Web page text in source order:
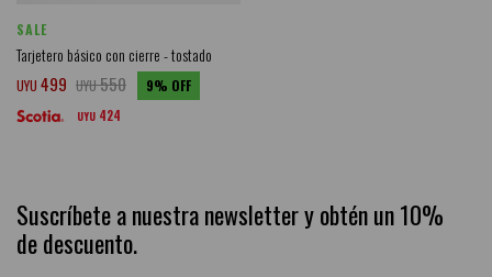
SALE
Tarjetero básico con cierre - tostado
UYU 499 UYU550 9
UYU 424
Suscríbete a nuestra newsletter y obtén un 10%
de descuento.